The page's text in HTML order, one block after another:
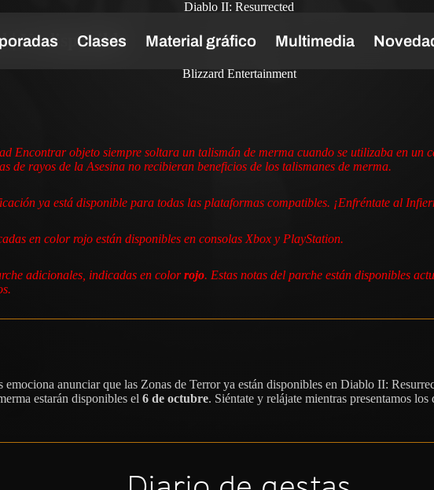
Diablo II: Resurrected
| Ya disponible
Blizzard Entertainment
Encontrar objeto siempre soltara un talismán de merma cuando se utilizaba en un
de rayos de la Asesina no recibieran beneficios de los talismanes de merma.
ya está disponible para todas las plataformas compatibles. ¡Enfréntate al
en color rojo están disponibles en consolas Xbox y PlayStation.
adicionales, indicadas en colorrojo. Estas notas del parche están disponibles
anunciar que las Zonas de Terror ya están disponibles en Diablo II:
estarán disponibles el 6 de octubre. Siéntate y relájate mientras presentamos